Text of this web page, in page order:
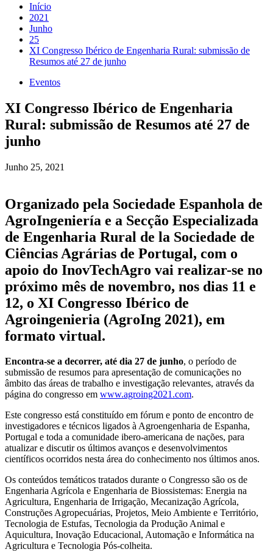
Início
2021
Junho
25
XI Congresso Ibérico de Engenharia Rural: submissão de
Resumos até 27 de junho
Eventos
XI Congresso Ibérico de Engenharia
Rural: submissão de Resumos até 27 de
junho
Junho 25, 2021
Organizado pela Sociedade Espanhola de
AgroIngeniería e a Secção Especializada
de Engenharia Rural de la Sociedade de
Ciências Agrárias de Portugal, com o
apoio do InovTechAgro vai realizar-se no
próximo mês de novembro, nos dias 11 e
12, o XI Congresso Ibérico de
Agroingenieria (AgroIng 2021), em
formato virtual.
Encontra-se a decorrer, até dia 27 de junho, o período de
submissão de resumos para apresentação de comunicações no
âmbito das áreas de trabalho e investigação relevantes, através da
página do congresso em www.agroing2021.com.
Este congresso está constituído em fórum e ponto de encontro de
investigadores e técnicos ligados à Agroengenharia de Espanha,
Portugal e toda a comunidade ibero-americana de nações, para
atualizar e discutir os últimos avanços e desenvolvimentos
científicos ocorridos nesta área do conhecimento nos últimos anos.
Os conteúdos temáticos tratados durante o Congresso são os de
Engenharia Agrícola e Engenharia de Biossistemas: Energia na
Agricultura, Engenharia de Irrigação, Mecanização Agrícola,
Construções Agropecuárias, Projetos, Meio Ambiente e Território,
Tecnologia de Estufas, Tecnologia da Produção Animal e
Aquicultura, Inovação Educacional, Automação e Informática na
Agricultura e Tecnologia Pós-colheita.